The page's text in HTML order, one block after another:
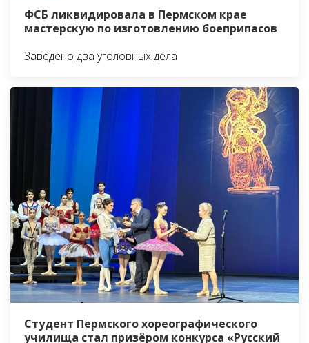
ФСБ ликвидировала в Пермском крае
мастерскую по изготовлению боеприпасов
Заведено два уголовных дела
Студент Пермского хореографического
училища стал призёром конкурса «Русский